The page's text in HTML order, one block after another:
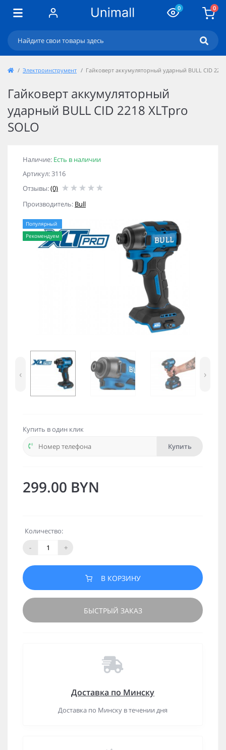
0 0
Электроинструмент Гайковерт аккумуляторный ударный BULL CID
Гайковерт аккумуляторный
ударный BULL CID 2218 XLTpro
SOLO
Наличие: Есть в наличии
Артикул: 3116
Отзывы:(0)
Производитель: Bull
Популярный
Рекомендуем
‹ ›
Купить в один клик
Купить
299.00 BYN
Количество:
-
+
В КОРЗИНУ
БЫСТРЫЙ ЗАКАЗ
Доставка по Минску
Доставка по Минску в течении дня